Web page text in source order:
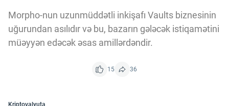
Morpho-nun uzunmüddətli inkişafı Vaults biznesinin
uğurundan asılıdır və bu, bazarın gələcək istiqamətini
müəyyən edəcək əsas amillərdəndir.
15 36
Kriptovalyuta